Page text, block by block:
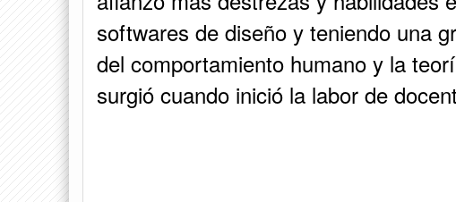
softwares de diseño y teniendo una
del comportamiento humano y la
surgió cuando inició la labor de